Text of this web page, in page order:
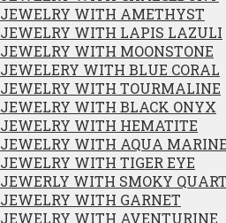
JEWELRY WITH AMETHYST
JEWELRY WITH LAPIS LAZULI
JEWELRY WITH MOONSTONE
JEWELERY WITH BLUE CORAL
JEWELRY WITH TOURMALINE
JEWELRY WITH BLACK ONYX
JEWELRY WITH HEMATITE
JEWELRY WITH AQUA
JEWELRY WITH TIGER EYE
JEWERLY WITH SMOKY
JEWELRY WITH GARNET
JEWELRY WITH AVENTURINE